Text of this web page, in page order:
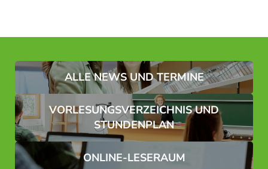
ALLE NEWS UND TERMINE
VORLESUNGSVERZEICHNIS UND
STUNDENPLAN
ONLINE-LESERAUM